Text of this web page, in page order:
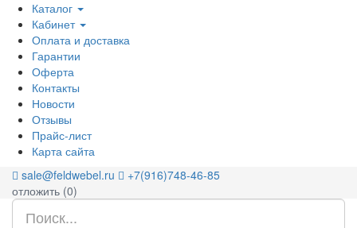
Каталог
Кабинет
Оплата и доставка
Гарантии
Оферта
Контакты
Новости
Отзывы
Прайс-лист
Карта сайта
sale@feldwebel.ru
+7(916)748-46-85
отложить (0)